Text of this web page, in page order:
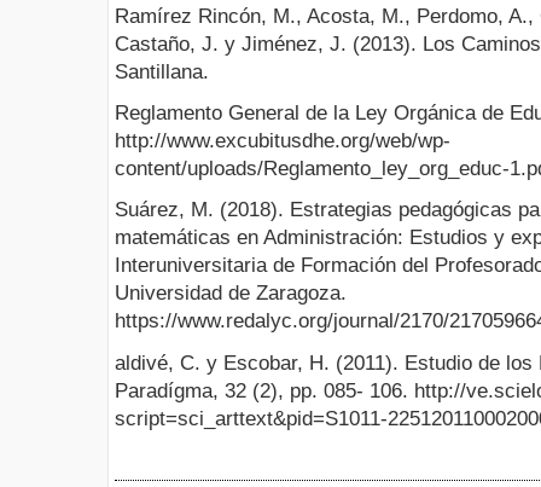
Ramírez Rincón, M., Acosta, M., Perdomo,
Castaño, J. y Jiménez, J. (2013). Los
Santillana.
Reglamento General de la Ley Orgánica de
http://www.excubitusdhe.org/web/wp-
content/uploads/Reglamento_ley_org_educ-
Suárez, M. (2018). Estrategias pedagógicas
matemáticas en Administración: Estudios y
Interuniversitaria de Formación del
Universidad de Zaragoza.
https://www.redalyc.org/journal/2170/
aldivé, C. y Escobar, H. (2011). Estudio de los
Paradígma, 32 (2), pp. 085- 106. http://
script=sci_arttext&pid=S1011-